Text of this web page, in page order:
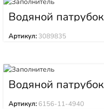
Водяной патрубок
3089835
Артикул: 3089835
Водяной патрубок
6156-11-4940
Артикул: 6156-11-4940